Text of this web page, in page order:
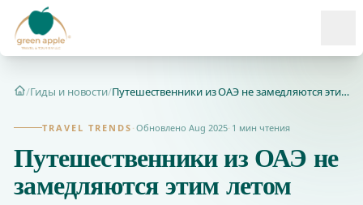
Главная
/Гиды и новости/ Путешественники из ОАЭ не замедляются этим летом – последние...
TRAVEL TRENDS · Обновлено Aug 2025· 1 мин чтения
Путешественники из ОАЭ не
замедляются этим летом